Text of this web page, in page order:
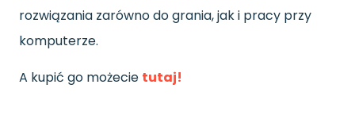
rozwiązania zarówno do grania, jak i pracy przy
komputerze.
A kupić go możecie tutaj!